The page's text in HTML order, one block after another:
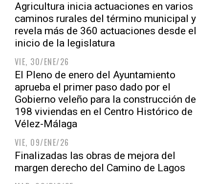
Agricultura inicia actuaciones en varios
caminos rurales del término municipal y
revela más de 360 actuaciones desde el
inicio de la legislatura
VIE, 30/ENE/26
El Pleno de enero del Ayuntamiento
aprueba el primer paso dado por el
Gobierno veleño para la construcción de
198 viviendas en el Centro Histórico de
Vélez-Málaga
VIE, 09/ENE/26
Finalizadas las obras de mejora del
margen derecho del Camino de Lagos